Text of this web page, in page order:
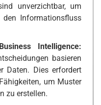
unverzichtbar, um
Informationsfluss
Intelligence:
basieren
Daten. Dies erfordert
um Muster
zu erstellen.